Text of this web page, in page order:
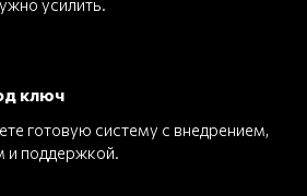
усилить.
ключ
готовую систему с внедрением,
и поддержкой.